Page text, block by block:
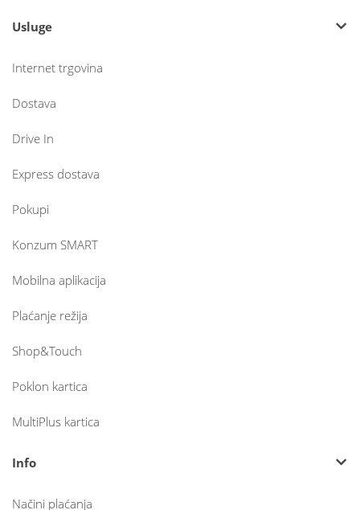
Usluge
Internet trgovina
Dostava
Drive In
Express dostava
Pokupi
Konzum SMART
Mobilna aplikacija
Plaćanje režija
Shop&Touch
Poklon kartica
MultiPlus kartica
Info
Načini plaćanja